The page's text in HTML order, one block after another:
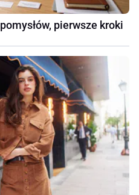
pierwsze kroki